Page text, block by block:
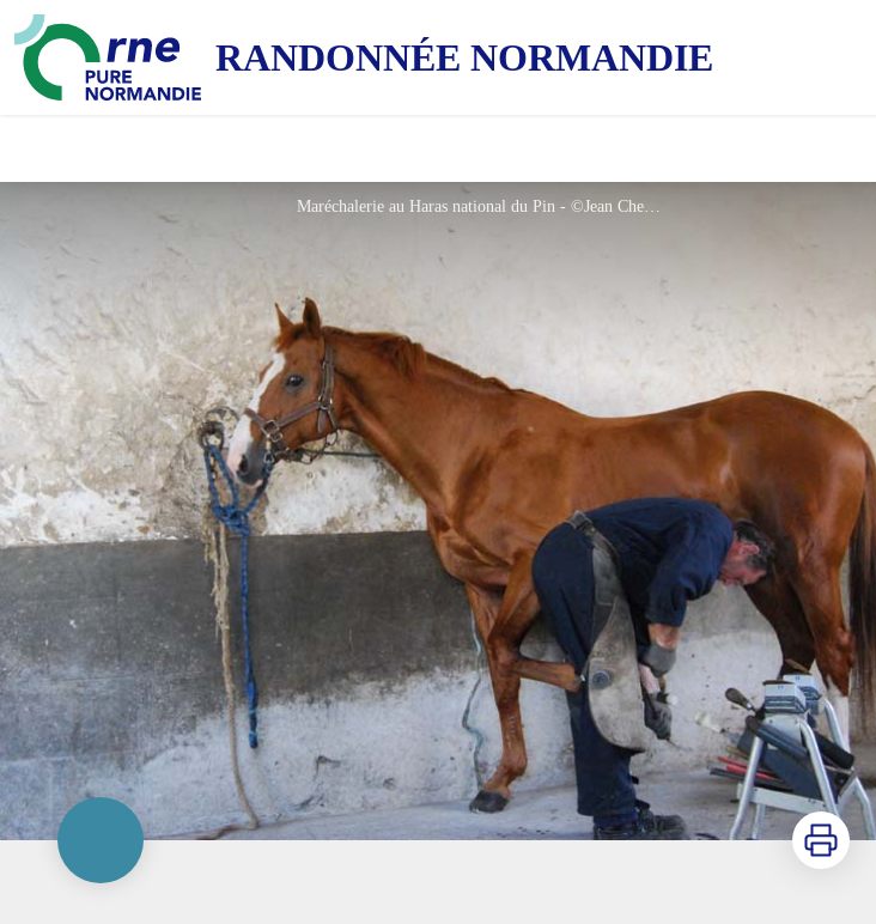
RANDONNÉE NORMANDIE
Maréchalerie au Haras national du Pin - ©Jean Chevret
Imprimer